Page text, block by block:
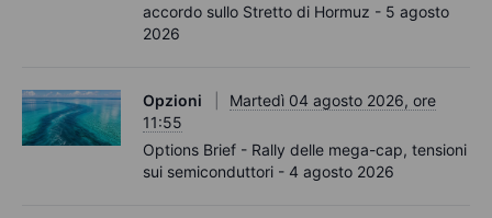
accordo sullo Stretto di Hormuz - 5 agosto
2026
Opzioni
Martedì 04 agosto 2026, ore
11:55
Options Brief - Rally delle mega-cap, tensioni
sui semiconduttori - 4 agosto 2026